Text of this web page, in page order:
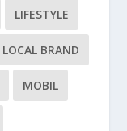
LIFESTYLE
LOCAL BRAND
MOBIL